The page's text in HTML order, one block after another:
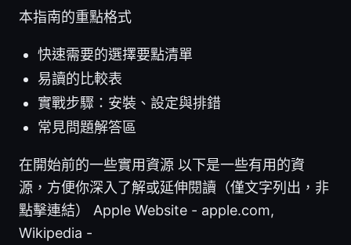
本指南的重點格式
快速需要的選擇要點清單
易讀的比較表
實戰步驟：安裝、設定與排錯
常見問題解答區
在開始前的一些實用資源 以下是一些有用的資
源，方便你深入了解或延伸閱讀（僅文字列出，非
點擊連結） Apple Website - apple.com,
Wikipedia -